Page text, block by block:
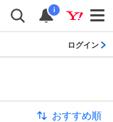
i
ログイン
おすすめ順